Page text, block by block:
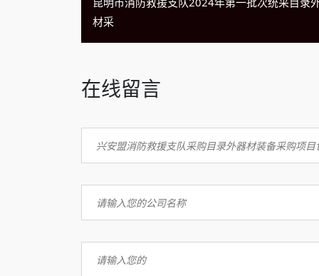
材采
在线留言